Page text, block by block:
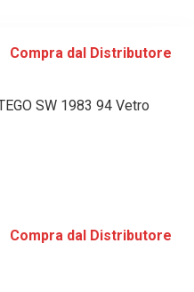
Compra dal Distributore
SW 1983 94 Vetro
Compra dal Distributore